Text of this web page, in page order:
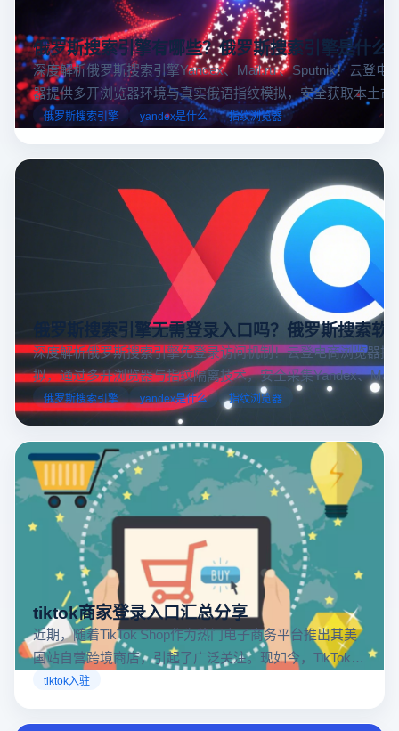
俄罗斯搜索引擎有哪些？俄罗斯搜索引擎是什么
深度解析俄罗斯搜索引擎Yandex、Mail.ru 、Sputnik！云登电
器提供多开浏览器环境与真实俄语指纹模拟，安全获取本土市
据，助力跨境电商精准决策。
俄罗斯搜索引擎 yandex是什么 指纹浏览器
俄罗斯搜索引擎无需登录入口吗？俄罗斯搜索软
深度解析俄罗斯搜索引擎免登录访问机制！云登电商浏览器
拟，通过多开浏览器与指纹隔离技术，安全采集Yandex、
跨境电商本土化运营。
俄罗斯搜索引擎 yandex是什么 指纹浏览器
tiktok商家登录入口汇总分享
近期，随着TikTok Shop作为热门电子商务平台推出其美
国站自营跨境商店，引起了广泛关注。现如今，TikTok商
店已覆盖美国、英国及东南亚地区，因此了解官方网站
tiktok入驻